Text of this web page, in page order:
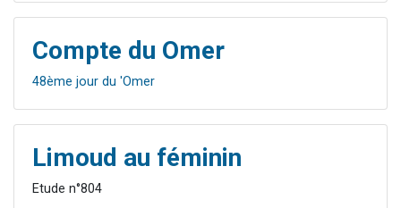
Compte du Omer
48ème jour du 'Omer
Limoud au féminin
Etude n°804